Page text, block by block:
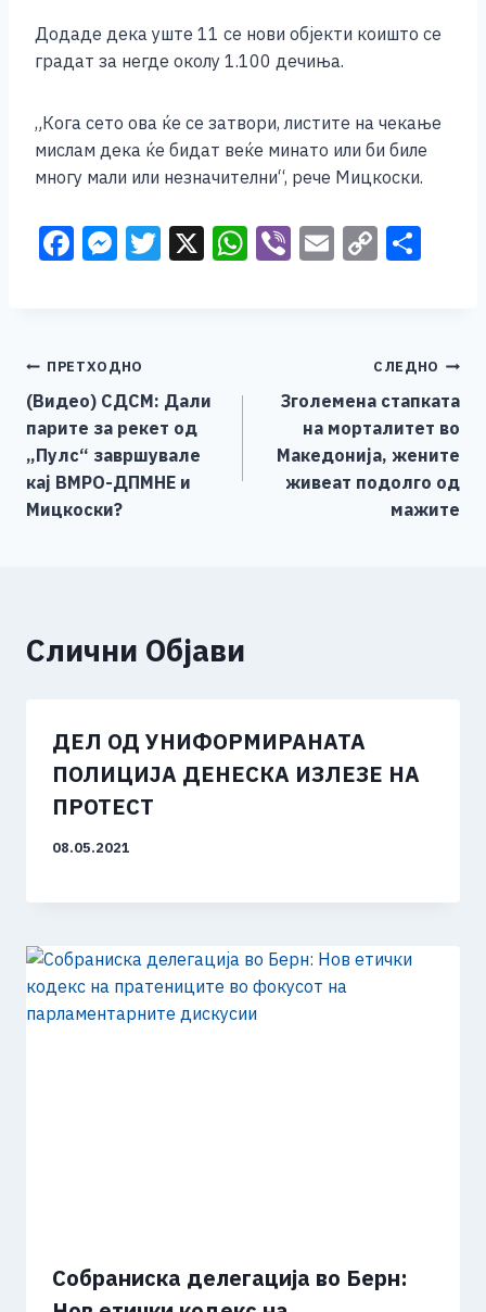
Додаде дека уште 11 се нови објекти коишто се
градат за негде околу 1.100 дечиња.
„Кога сето ова ќе се затвори, листите на чекање
мислам дека ќе бидат веќе минато или би биле
многу мали или незначителни“, рече Мицкоски.
F
b
o
o
k
M
n
g
er
T X W Vi E C
Li
n
k
Навигација
на
напис
ПРЕТХОДНО
(Видео) СДСМ: Дали
парите за рекет од
„Пулс“ завршувале
кај ВМРО-ДПМНЕ и
Мицкоски?
СЛЕДНО
Зголемена стапката
на морталитет во
Македонија, жените
живеат подолго од
мажите
Слични Објави
ДЕЛ ОД УНИФОРМИРАНАТА
ПОЛИЦИЈА ДЕНЕСКА ИЗЛЕЗЕ НА
ПРОТЕСТ
08.05.2021
Собраниска делегација во Берн: